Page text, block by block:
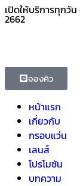
เปิดให้บริการทุกวั
2662
จองคิว
หน้าแรก
เกี่ยวกับ
กรอบแว่น
เลนส์
โปรโมชัน
บทความ